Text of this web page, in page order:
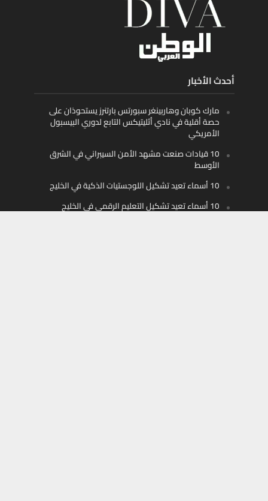
أحدث الأخبار
مارك كوبان وهاربينغر سبورتس بارتنرز يستحوذان على
حصة أقلية في نادي أثليتيكس التابع لدوري البيسبول
الأمريكي
10 قيادات صنعت مشهد الأمن السيبراني في الشرق
الأوسط
10 أسماء تعيد تشكيل اللوجستيات الذكية في الخليج
10 أسماء تعيد تشكيل التعليم الرقمي في الخليج